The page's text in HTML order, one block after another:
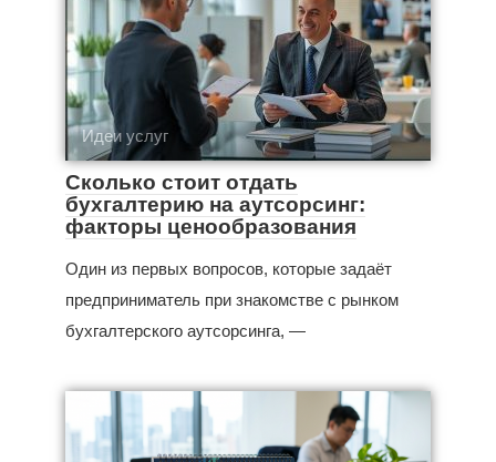
Идеи услуг
Сколько стоит отдать
бухгалтерию на аутсорсинг:
факторы ценообразования
Один из первых вопросов, которые задаёт
предприниматель при знакомстве с рынком
бухгалтерского аутсорсинга, —